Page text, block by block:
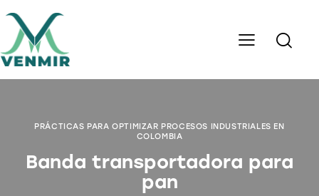
PRÁCTICAS PARA OPTIMIZAR PROCESOS INDUSTRIALES EN
COLOMBIA
Banda transportadora para
pan